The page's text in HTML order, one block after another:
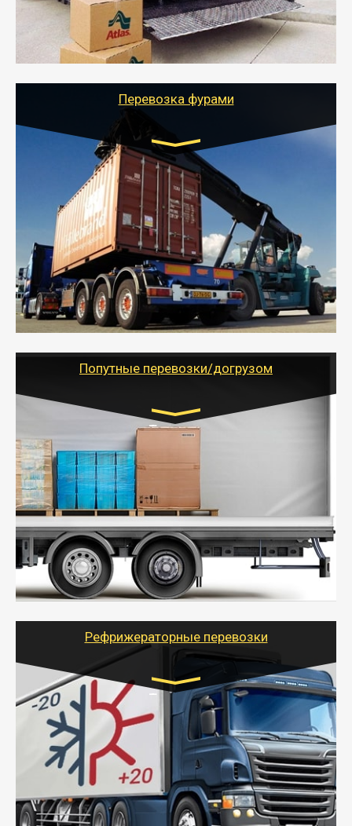
- Тайгер Логистик подберет автотранспорт, быстро и
качественно организует переезд к новому месту
службы или работы с гарантией сохранности груза и
оформлением документов, подтверждающих
Перевозка фурами
Транспорт:
Еврофура Тент от 5 до 10 тонн
грузоподъемность
от 10 000 руб. Возможен догруз
- Доставка фурой до 20 т возможна для больших
объемов грузов, упакованных в коробки, мешки,
паллеты и россыпью в самые отдаленные места
России с гарантией полной сохранности.
- Тайгер Логистик предоставляет услуги по
грузоперевозкам для физических и юридических лиц
Попутные перевозки/догрузом
Транспорт:
Газель (1,5 и 3 тонны), Бычок, Еврофура от 5 до
10 тонн
от 5000 руб. Возможен догруз
- Экономный способ доставить вещи от 200 кг в
другой город - догрузом или попутно. Попутные
грузоперевозки для физлиц, ИП и юрлиц обходятся
дешевле.
- Тайгер Логистик организует доставку
крупногабаритных и личных вещей по нужному
для погрузочно-разгрузочных работ при перевозке.
Рефрижераторные перевозки
Транспорт:
Газель (1,5 и 3 тонны), Бычок, Еврофура от 5 до
10 тонн
от 6000 руб.
- Рефрижераторные перевозки грузов с
соблюдением температурного режима, работающим
термописцем, санитарной обработкой кузова и мед.